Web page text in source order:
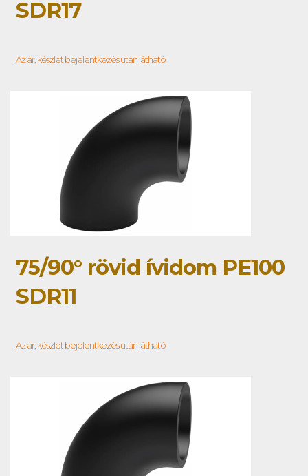
SDR17
Az ár, készlet bejelentkezés után látható
75/90° rövid ívidom PE100
SDR11
Az ár, készlet bejelentkezés után látható